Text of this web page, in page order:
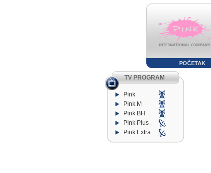
POČETAK
TV PROGRAM
Pink
Pink M
Pink BH
Pink Plus
Pink Extra